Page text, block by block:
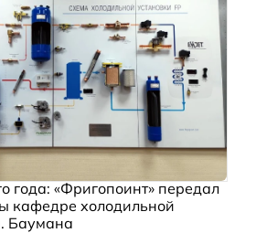
года: «Фригопоинт» передал
кафедре холодильной
Баумана